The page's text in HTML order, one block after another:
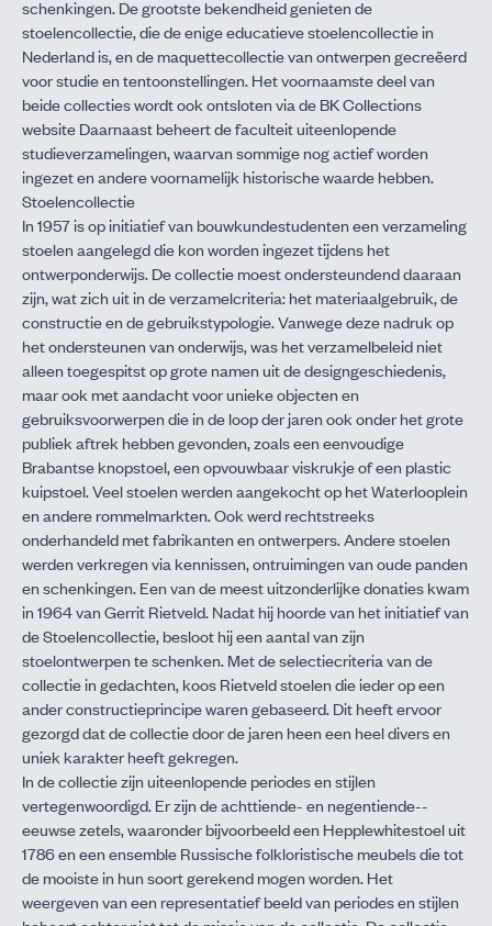
schenkingen. De grootste bekendheid genieten de
stoelencollectie, die de enige educatieve stoelencollectie in
Nederland is, en de maquettecollectie van ontwerpen gecreëerd
voor studie en tentoonstellingen. Het voornaamste deel van
beide collecties wordt ook ontsloten via deBK Collections
websiteDaarnaast beheert de faculteit uiteenlopende
studieverzamelingen, waarvan sommige nog actief worden
ingezet en andere voornamelijk historische waarde hebben.
Stoelencollectie
In 1957 is op initiatief van bouwkundestudenten een verzameling
stoelen aangelegd die kon worden ingezet tijdens het
ontwerponderwijs. De collectie moest ondersteundend daaraan
zijn, wat zich uit in de verzamelcriteria: het materiaalgebruik, de
constructie en de gebruikstypologie. Vanwege deze nadruk op
het ondersteunen van onderwijs, was het verzamelbeleid niet
alleen toegespitst op grote namen uit de designgeschiedenis,
maar ook met aandacht voor unieke objecten en
gebruiksvoorwerpen die in de loop der jaren ook onder het grote
publiek aftrek hebben gevonden, zoals een eenvoudige
Brabantse knopstoel, een opvouwbaar viskrukje of een plastic
kuipstoel. Veel stoelen werden aangekocht op het Waterlooplein
en andere rommelmarkten. Ook werd rechtstreeks
onderhandeld met fabrikanten en ontwerpers. Andere stoelen
werden verkregen via kennissen, ontruimingen van oude panden
en schenkingen. Een van de meest uitzonderlijke donaties kwam
in 1964 van Gerrit Rietveld. Nadat hij hoorde van het initiatief van
de Stoelencollectie, besloot hij een aantal van zijn
stoelontwerpen te schenken. Met de selectiecriteria van de
collectie in gedachten, koos Rietveld stoelen die ieder op een
ander constructieprincipe waren gebaseerd. Dit heeft ervoor
gezorgd dat de collectie door de jaren heen een heel divers en
uniek karakter heeft gekregen.
In de collectie zijn uiteenlopende periodes en stijlen
vertegenwoordigd. Er zijn de achttiende-­ en negentiende-­
eeuwse zetels, waaronder bijvoorbeeld een Hepplewhitestoel uit
1786 en een ensem­ble Russische folkloristische meubels die tot
de mooiste in hun soort gerekend mogen worden. Het
weergeven van een representatief beeld van periodes en stijlen